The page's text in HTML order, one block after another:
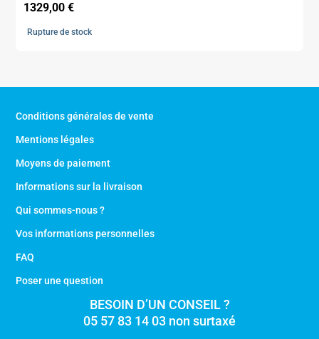
1329,00€
Rupture de stock
Conditions générales de vente
Mentions légales
Moyens de paiement
Informations sur la livraison
Qui sommes-nous ?
Vos informations personnelles
FAQ
Poser une question
BESOIN D’UN CONSEIL ?
05 57 83 14 03 non surtaxé